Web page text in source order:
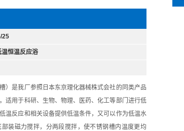
25
温恒温反应浴
）是我厂参照日本东京理化器械株式会社的同类产品
适用于科研、生物、物理、医药、化工等部门进行低
温反应和相关设备提供低温条件，又可以作为低温水
装磁力搅拌，分两段搅拌，使不锈钢槽内温度更均